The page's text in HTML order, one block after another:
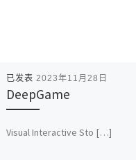
已发表 2023年11月28日
DeepGame
Visual Interactive Sto […]